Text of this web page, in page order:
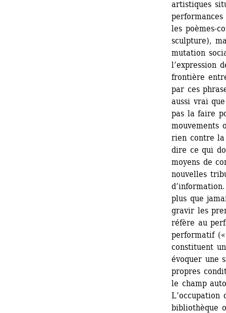
artistiques
les poèmes-
sculpture),
mutation
l’expression
frontière
par ces
aussi vrai
pas la faire
mouvements
rien contre la
dire ce qui
moyens de
nouvelles
plus que
gravir les
réfère au
performatif
constituent
évoquer une
propres
le champ
L’occupation
bibliothèque